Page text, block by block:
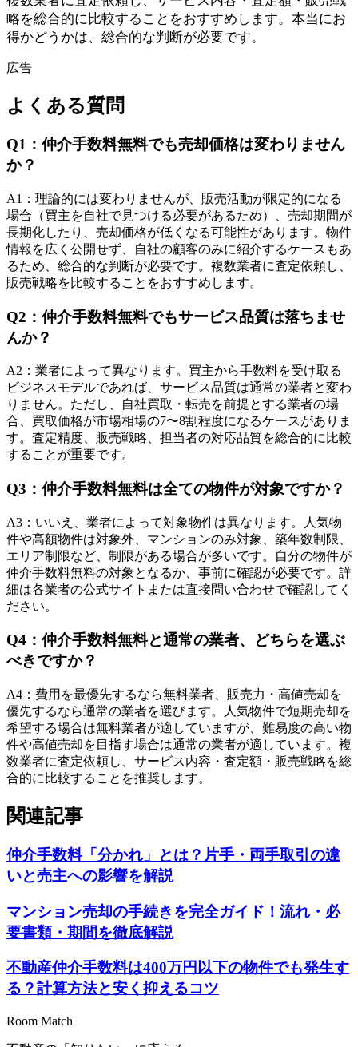
略を総合的に比較することをおすすめします。本当にお
得かどうかは、総合的な判断が必要です。
広告
よくある質問
Q1 ： 仲介手数料無料でも売却価格は変わりません
か？
A1 ： 理論的には変わりませんが、販売活動が限定的になる
場合（買主を自社で見つける必要があるため）、売却期間が
長期化したり、売却価格が低くなる可能性があります。物件
情報を広く公開せず、自社の顧客のみに紹介するケースもあ
るため、総合的な判断が必要です。複数業者に査定依頼し、
販売戦略を比較することをおすすめします。
Q2 ： 仲介手数料無料でもサービス品質は落ちませ
んか？
A2 ： 業者によって異なります。買主から手数料を受け取る
ビジネスモデルであれば、サービス品質は通常の業者と変わ
りません。ただし、自社買取・転売を前提とする業者の場
合、買取価格が市場相場の7〜8割程度になるケースがありま
す。査定精度、販売戦略、担当者の対応品質を総合的に比較
することが重要です。
Q3 ： 仲介手数料無料は全ての物件が対象ですか？
A3 ： いいえ、業者によって対象物件は異なります。人気物
件や高額物件は対象外、マンションのみ対象、築年数制限、
エリア制限など、制限がある場合が多いです。自分の物件が
仲介手数料無料の対象となるか、事前に確認が必要です。詳
細は各業者の公式サイトまたは直接問い合わせで確認してく
ださい。
Q4 ： 仲介手数料無料と通常の業者、どちらを選ぶ
べきですか？
A4 ： 費用を最優先するなら無料業者、販売力・高値売却を
優先するなら通常の業者を選びます。人気物件で短期売却を
希望する場合は無料業者が適していますが、難易度の高い物
件や高値売却を目指す場合は通常の業者が適しています。複
数業者に査定依頼し、サービス内容・査定額・販売戦略を総
合的に比較することを推奨します。
関連記事
仲介手数料「分かれ」とは？片手・両手取引の違
いと売主への影響を解説
マンション売却の手続きを完全ガイド！流れ・必
要書類・期間を徹底解説
不動産仲介手数料は400万円以下の物件でも発生す
る？計算方法と安く抑えるコツ
Room Match